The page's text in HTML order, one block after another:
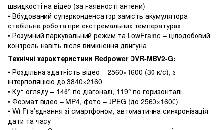
швидкості на відео (за наявності антени)
• Вбудований суперконденсатор замість акумулятора –
стабільна робота при екстремальних температурах
• Розумний паркувальний режим та LowFrame – цілодобовий
контроль навіть після вимкнення двигуна
Технічні характеристики Redpower DVR-MBV2-G:
• Роздільна здатність відео – 2560×1600 (30 к/с), з
інтерполяцією до 3840×2160
• Кут огляду – 146° по діагоналі, 119° по горизонталі
• Формат відео – MP4, фото – JPEG (до 2560×1600)
• Wi-Fi з’єднання зі смартфоном, автоматична синхронізація
дати та часу